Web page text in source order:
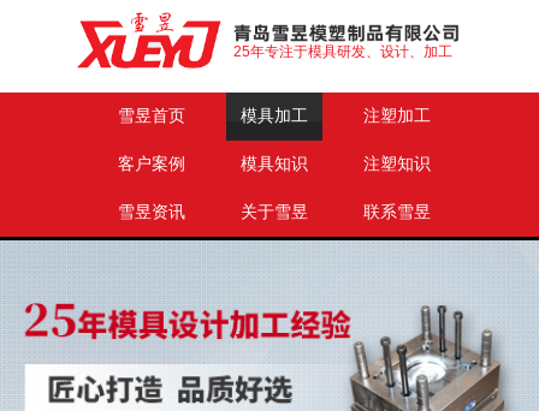
25年专注于模具研发、设计、加工
雪昱首页 模具加工 注塑加工
客户案例 模具知识 注塑知识
雪昱资讯 关于雪昱 联系雪昱